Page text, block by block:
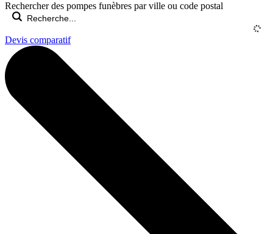
Rechercher des pompes funèbres par ville ou code postal
Devis comparatif